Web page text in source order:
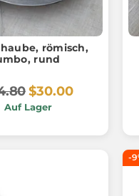
römisch,
rund
$30.00
Auf Lager
-